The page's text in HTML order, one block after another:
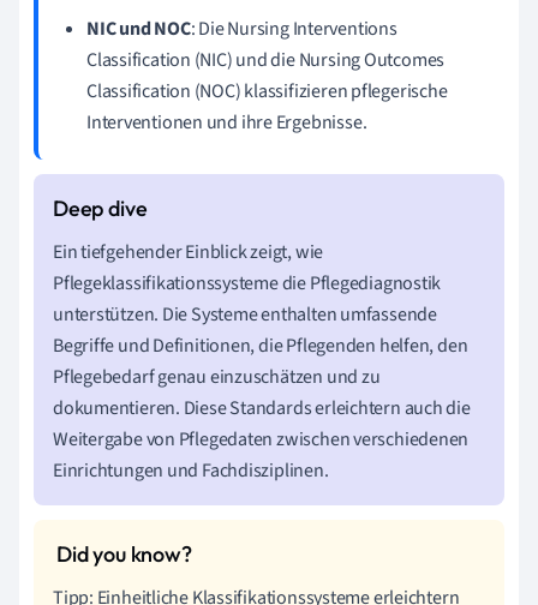
NIC und NOC: Die Nursing Interventions
Classification (NIC) und die Nursing Outcomes
Classification (NOC) klassifizieren pflegerische
Interventionen und ihre Ergebnisse.
Ein tiefgehender Einblick zeigt, wie
Pflegeklassifikationssysteme die Pflegediagnostik
unterstützen. Die Systeme enthalten umfassende
Begriffe und Definitionen, die Pflegenden helfen, den
Pflegebedarf genau einzuschätzen und zu
dokumentieren. Diese Standards erleichtern auch die
Weitergabe von Pflegedaten zwischen verschiedenen
Einrichtungen und Fachdisziplinen.
Tipp: Einheitliche Klassifikationssysteme erleichtern